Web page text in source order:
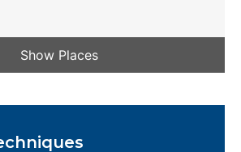
Show Places